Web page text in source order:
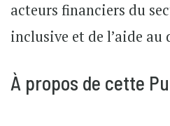
acteurs financiers du
inclusive et de l’aide au
À propos de cette